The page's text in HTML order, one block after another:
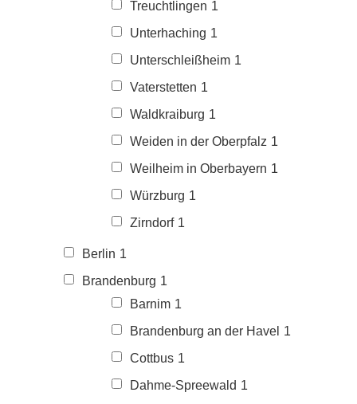
Treuchtlingen 1
Unterhaching 1
Unterschleißheim 1
Vaterstetten 1
Waldkraiburg 1
Weiden in der Oberpfalz 1
Weilheim in Oberbayern 1
Würzburg 1
Zirndorf 1
Berlin 1
Brandenburg 1
Barnim 1
Brandenburg an der Havel 1
Cottbus 1
Dahme-Spreewald 1